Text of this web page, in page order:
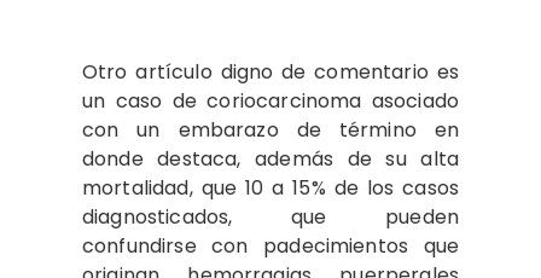
Otro artículo digno de comentario es
un caso de coriocarcinoma asociado
con un embarazo de término en
donde destaca, además de su alta
mortalidad, que 10 a 15% de los casos
diagnosticados, que pueden
confundirse con padecimientos que